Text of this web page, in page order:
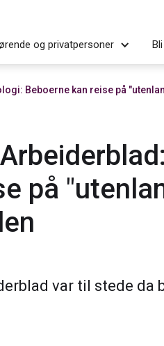
og privatpersoner
Beboerne kan reise på
på
var til stede da